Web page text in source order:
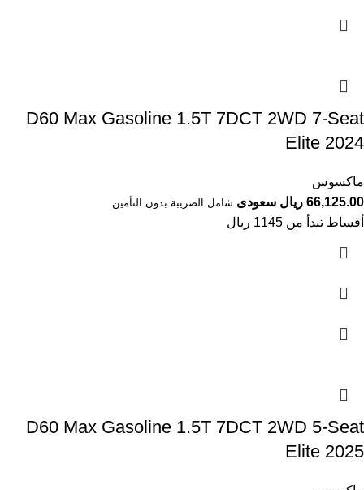
D60 Max Gasoline 1.5T 7DCT 2WD 7-Seat
Elite 2024
ماكسوس
66,125.00 ريال سعودى
شامل الضريبة بدون التأمين
أقساط تبدأ من 1145 ريال
D60 Max Gasoline 1.5T 7DCT 2WD 5-Seat
Elite 2025